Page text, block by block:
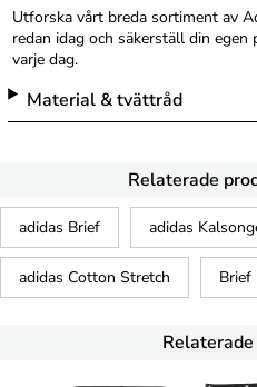
Utforska vårt breda sortiment av
redan idag och säkerställ din
varje dag.
Material & tvättråd
Relaterade
adidas Brief adidas
adidas Cotton Stretch Brief